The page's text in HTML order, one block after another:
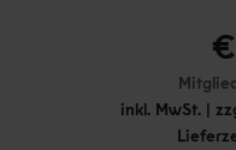
inkl. MwSt. |